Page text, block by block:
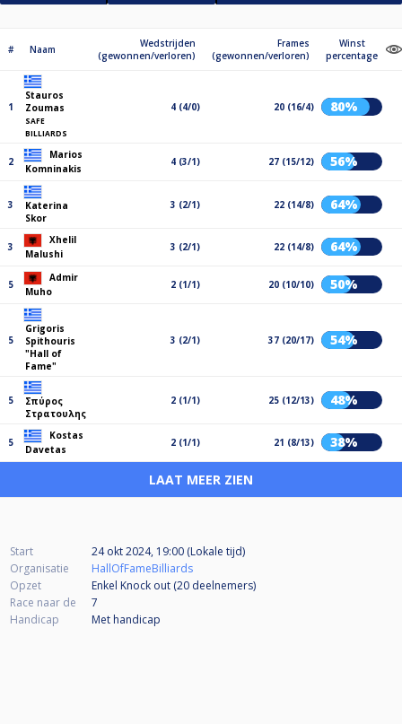
# Naam
Wedstrijden
(gewonnen/verloren)
Frames
(gewonnen/verloren)
Winst
percentage
1
Stauros
Zoumas
SAFE
BILLIARDS
4 (4/0) 20 (16/4) 80%
2
Marios
Komninakis
4 (3/1) 27 (15/12) 56%
3
Katerina
Skor
3 (2/1) 22 (14/8) 64%
3
Xhelil
Malushi
3 (2/1) 22 (14/8) 64%
5
Admir
Muho
2 (1/1) 20 (10/10) 50%
5
Grigoris
Spithouris
"Hall of
Fame"
3 (2/1) 37 (20/17) 54%
5
Σπύρος
Στρατουλης
2 (1/1) 25 (12/13) 48%
5
Kostas
Davetas
2 (1/1) 21 (8/13) 38%
LAAT MEER ZIEN
Start
24 okt 2024, 19:00 (Lokale tijd)
Organisatie
HallOfFameBilliards
Opzet
Enkel Knock out (20 deelnemers)
Race naar de
7
Handicap
Met handicap